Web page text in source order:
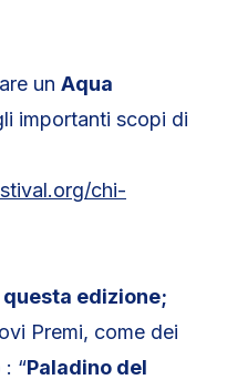
un Aqua
importanti scopi di
chi-
edizione;
Premi, come dei
“Paladino del